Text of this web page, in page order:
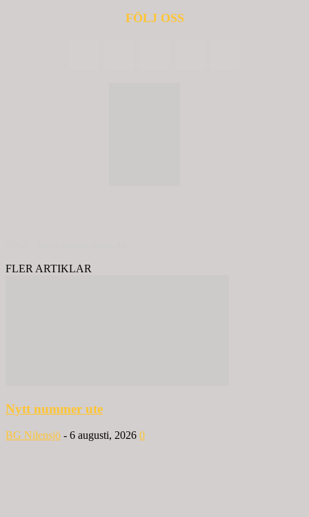
FÖLJ OSS
FLER ARTIKLAR
Nytt nummer ute
BG Nilensjö - 6 augusti, 2026 0